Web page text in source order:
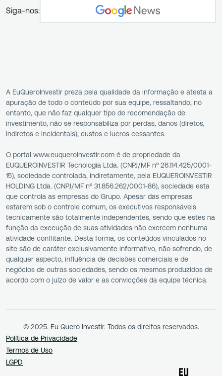
Siga-nos:
A EuQueroInvestir preza pela qualidade da informação e atesta a
apuração de todo o conteúdo por sua equipe, ressaltando, no
entanto, que não faz qualquer tipo de recomendação de
investimento, não se responsabiliza por perdas, danos (diretos,
indiretos e incidentais), custos e lucros cessantes.
O portal www.euqueroinvestir.com é de propriedade da
EUQUEROINVESTIR Tecnologia Ltda. (CNPJ/MF nº 26.114.425/0001-
15), sociedade controlada, indiretamente, pela EUQUEROINVESTIR
HOLDING Ltda. (CNPJ/MF nº 31.856.262/0001-86), sociedade esta
que controla as empresas do Grupo. Apesar das empresas
estarem sob o controle comum, os executivos responsáveis
tecnicamente são totalmente independentes, sendo que estes na
função da execução de suas atividades não exercem nenhuma
atividade conflitante. Desta forma, os conteúdos vinculados no
site são de caráter exclusivamente informativo, não sofrendo, de
qualquer aspecto, influência de decisões comerciais e de
negócios de outras sociedades, sendo os mesmos produzidos de
acordo com o juízo de valor e as convicções da equipe técnica.
© 2025. Eu Quero Investir. Todos os direitos reservados.
Política de Privacidade
Termos de Uso
LGPD